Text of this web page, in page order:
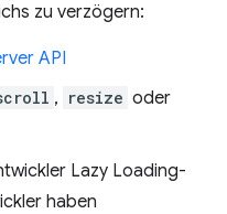
zu verzögern:
API
, resize oder
Lazy Loading-
haben